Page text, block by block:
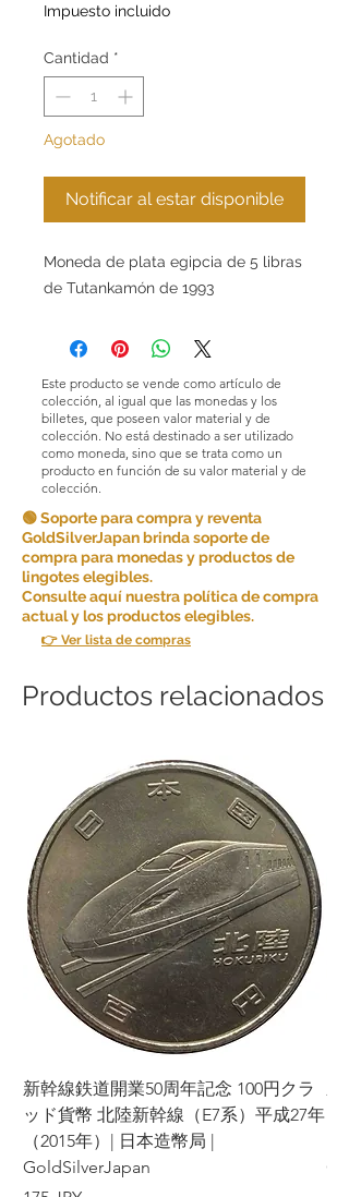
Impuesto incluido
Cantidad *
Agotado
Notificar al estar disponible
Moneda de plata egipcia de 5 libras
de Tutankamón de 1993
Este producto se vende como artículo de
colección, al igual que las monedas y los
billetes, que poseen valor material y de
colección. No está destinado a ser utilizado
como moneda, sino que se trata como un
producto en función de su valor material y de
colección.
🟢 Soporte para compra y reventa
GoldSilverJapan brinda soporte de
compra para monedas y productos de
lingotes elegibles.
Consulte aquí nuestra política de compra
actual y los productos elegibles.
👉 Ver lista de compras
Productos relacionados
新幹線鉄道開業50周年記念 100円クラ
ッド貨幣 北陸新幹線（E7系）平成27年
（2015年）| 日本造幣局 |
GoldSilverJapan